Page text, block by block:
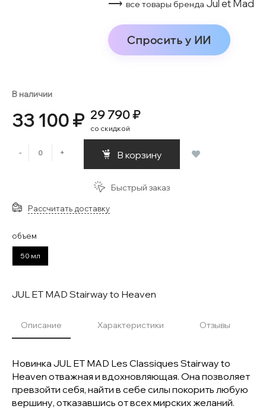
⟶ все товары бренда Jul et Mad
Спросить у ИИ
В наличии
33 100 ₽ 29 790 ₽
со скидкой
- + В корзину
Быстрый заказ
Рассчитать доставку
объем
50 мл
JUL ET MAD Stairway to Heaven
Описание Характеристики Отзывы
Новинка JUL ET MAD Les Classiques Stairway to
Heaven отважная и вдохновляющая. Она позволяет
превзойти себя, найти в себе силы покорить любую
вершину, отказавшись от всех мирских желаний.